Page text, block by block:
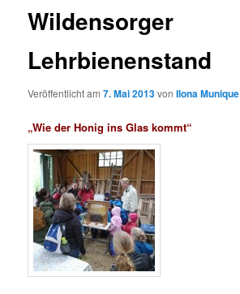
Wildensorger
Lehrbienenstand
Veröffentlicht am7. Mai 2013vonIlona Munique
„Wie der Honig ins Glas kommt“